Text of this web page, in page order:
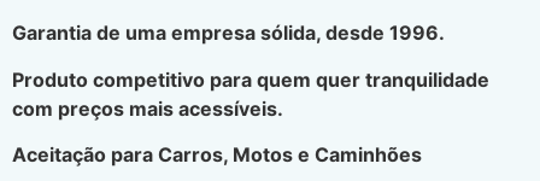
Garantia de uma empresa sólida, desde 1996.
Produto competitivo para quem quer tranquilidade
com preços mais acessíveis.
Aceitação para Carros, Motos e Caminhões